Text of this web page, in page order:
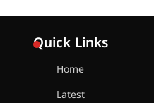
Quick Links
Home
Latest